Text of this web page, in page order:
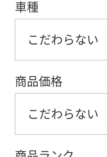
車種
こだわらない
商品価格
こだわらない